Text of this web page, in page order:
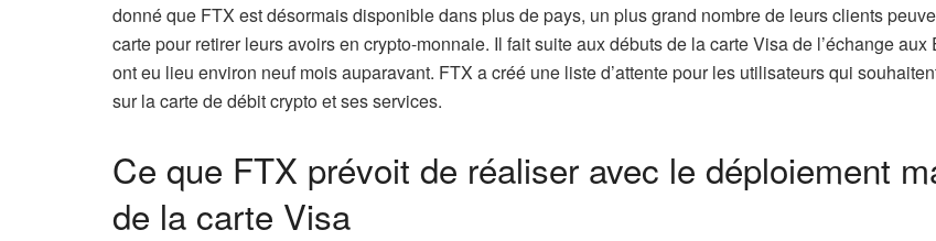
donné que FTX est désormais disponible dans plus de pays, un plus grand nombre de leurs clients
carte pour retirer leurs avoirs en crypto-monnaie. Il fait suite aux débuts de la carte Visa de l’échange aux
ont eu lieu environ neuf mois auparavant. FTX a créé une liste d’attente pour les utilisateurs qui
sur la carte de débit crypto et ses services.
Ce que FTX prévoit de réaliser avec le déploiement
de la carte Visa